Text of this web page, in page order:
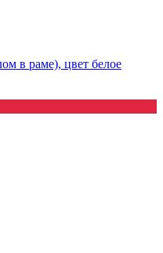
в раме), цвет белое